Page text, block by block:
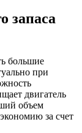
запаса
большие
при
двигатель
объем
за счет